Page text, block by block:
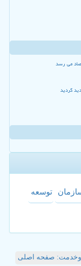
می رسد
توسعه
صفحه اصلی